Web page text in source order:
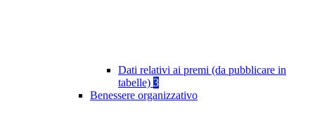
Dati relativi ai premi (da pubblicare in
tabelle) 3
Benessere organizzativo